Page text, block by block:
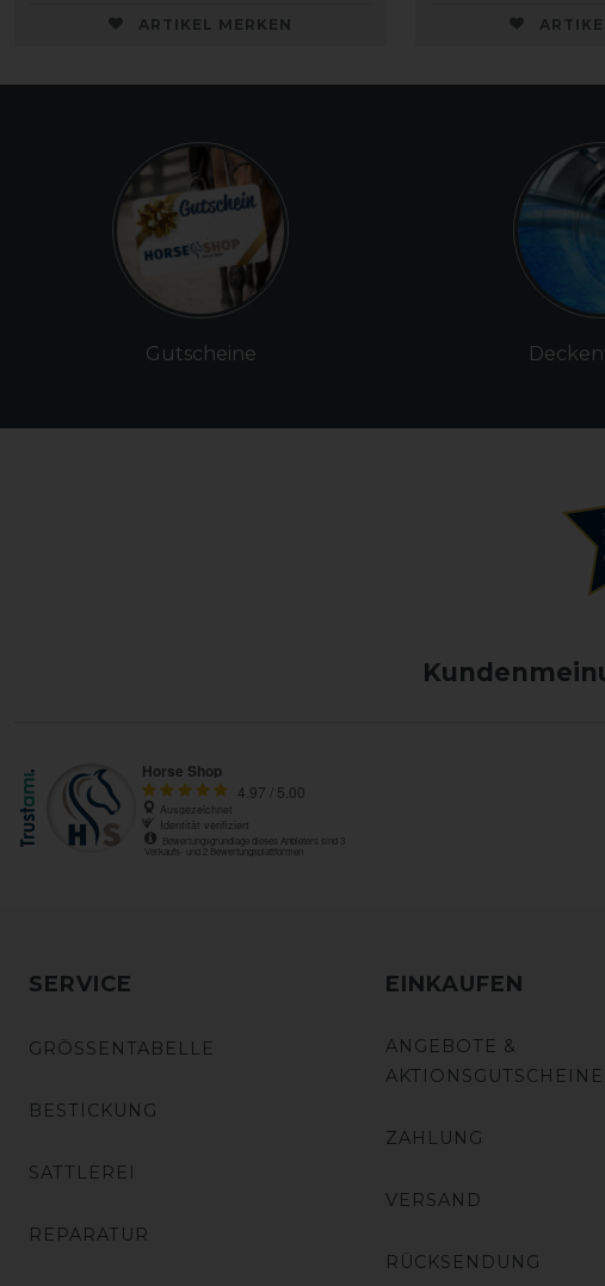
ARTIKEL MERKEN
Gutscheine
SERVICE
GRÖSSENTABELLE
BESTICKUNG
SATTLEREI
REPARATUR
EINKAUFEN
ANGEBOTE &
AKTIONSGUTSCHEINE
ZAHLUNG
VERSAND
RÜCKSENDUNG